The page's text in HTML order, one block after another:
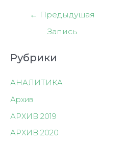
Навигация
← Предыдущая
Запись
Рубрики
АНАЛИТИКА
Архив
АРХИВ 2019
АРХИВ 2020